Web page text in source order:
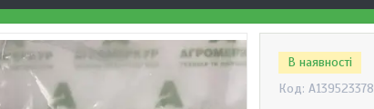
В наявності
Код: A139523378